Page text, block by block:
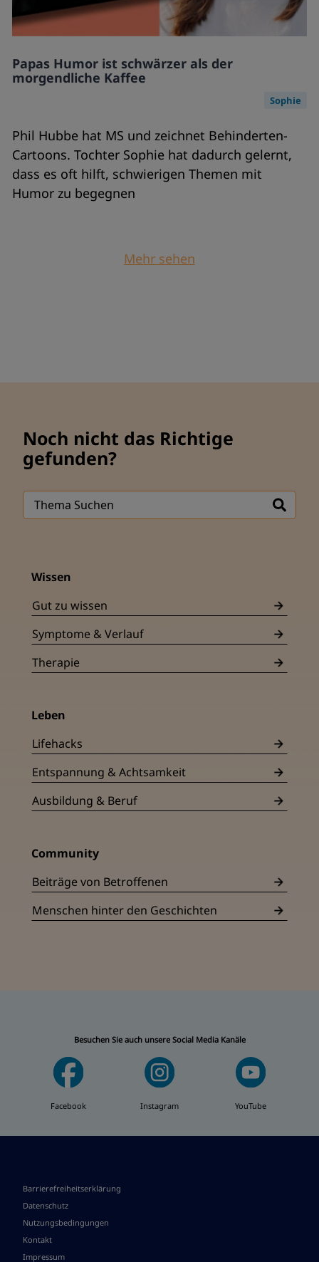
Papas Humor ist schwärzer als der
morgendliche Kaffee
Sophie
Phil Hubbe hat MS und zeichnet Behinderten-
Cartoons. Tochter Sophie hat dadurch gelernt,
dass es oft hilft, schwierigen Themen mit
Humor zu begegnen
Mehr sehen
Noch nicht das Richtige
gefunden?
Wissen
Gut zu wissen
Symptome & Verlauf
Therapie
Leben
Lifehacks
Entspannung & Achtsamkeit
Ausbildung & Beruf
Community
Beiträge von Betroffenen
Menschen hinter den Geschichten
Besuchen Sie auch unsere Social Media Kanäle
Facebook Instagram YouTube
Barrierefreiheitserklärung
Datenschutz
Nutzungsbedingungen
Kontakt
Impressum